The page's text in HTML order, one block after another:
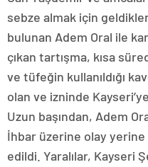
sebze almak için
bulunan Adem Oral ile
çıkan tartışma, kısa
ve tüfeğin kullanıldığı
olan ve izninde
Uzun başından, Adem
İhbar üzerine olay
edildi. Yaralılar, Kayseri